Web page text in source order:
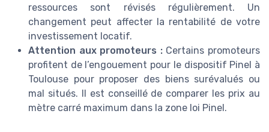
ressources sont révisés régulièrement. Un
changement peut affecter la rentabilité de votre
investissement locatif.
Attention aux promoteurs :Certains promoteurs
profitent de l’engouement pour le dispositif Pinel à
Toulouse pour proposer des biens surévalués ou
mal situés. Il est conseillé de comparer les prix au
mètre carré maximum dans la zone loi Pinel.